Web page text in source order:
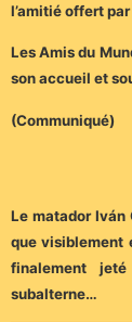
l’amitié offert
Les Amis du
son accueil et
(Communiqué)
Le matador Iván
que visiblement
finalement
subalterne…